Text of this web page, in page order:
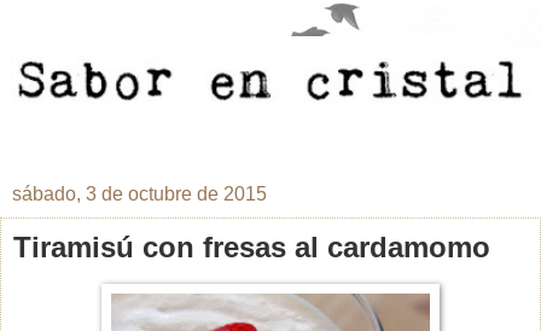
sábado, 3 de octubre de 2015
Tiramisú con fresas al cardamomo